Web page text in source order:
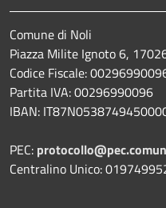
Comune di Noli
Piazza Milite Ignoto 6,
Codice Fiscale:
Partita IVA: 00296990096
IBAN:
PEC:
Centralino Unico: